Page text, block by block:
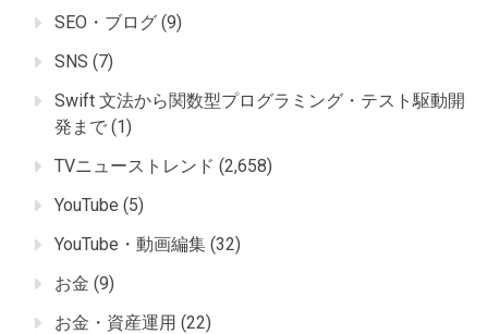
SEO・ブログ (9)
SNS (7)
Swift 文法から関数型プログラミング・テスト駆動開
発まで (1)
TVニューストレンド (2,658)
YouTube (5)
YouTube・動画編集 (32)
お金 (9)
お金・資産運用 (22)